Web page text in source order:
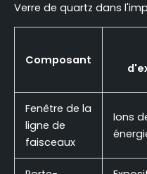
Verre de quartz dans
Composant
Fenêtre de la
ligne de
faisceaux
Ions